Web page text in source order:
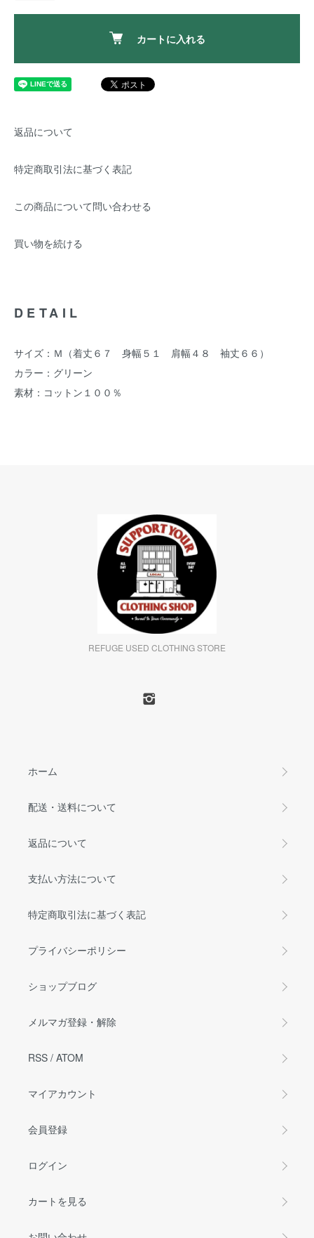
カートに入れる
返品について
特定商取引法に基づく表記
この商品について問い合わせる
買い物を続ける
DETAIL
サイズ：Ｍ（着丈６７ 身幅５１ 肩幅４８ 袖丈６６）
カラー：グリーン
素材：コットン１００％
REFUGE USED CLOTHING STORE
ホーム
配送・送料について
返品について
支払い方法について
特定商取引法に基づく表記
プライバシーポリシー
ショップブログ
メルマガ登録・解除
RSS / ATOM
マイアカウント
会員登録
ログイン
カートを見る